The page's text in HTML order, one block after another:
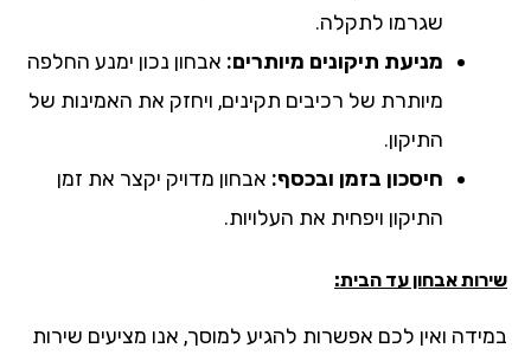
שגרמו לתקלה.
מניעת תיקונים מיותרים:אבחון נכון ימנע החלפה
מיותרת של רכיבים תקינים, ויחזק את האמינות של
התיקון.
חיסכון בזמן ובכסף:אבחון מדויק יקצר את זמן
התיקון ויפחית את העלויות.
אבחון עד הבית:
ואין לכם אפשרות להגיע למוסך, אנו מציעים שירות